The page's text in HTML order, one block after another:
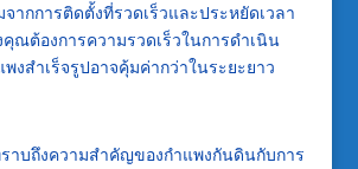
ากการติดตั้งที่รวดเร็วและประหยัดเวลา
ณต้องการความรวดเร็วในการดำเนิน
พงสำเร็จรูปอาจคุ้มค่ากว่าในระยะยาว
าบถึงความสำคัญของกำแพงกันดินกับการ